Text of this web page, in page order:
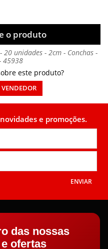
o produto
unidades - 2cm - Conchas -
45938
este produto?
VENDEDOR
e promoções.
ENVIAR
das nossas
ofertas